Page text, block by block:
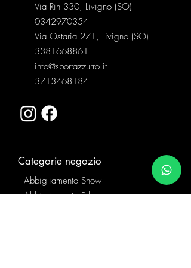
Via Rin 330, Livigno (SO)
0342970354
Via Ostaria 271, Livigno (SO)
3381668861
info@sportazzurro.it
3713468184
Categorie negozio
Abbigliamento Snow
Abbigliamento Bike